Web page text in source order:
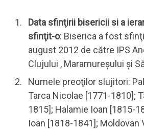
Data sfinţirii bisericii si a
sfinţit-o: Biserica a fost
august 2012 de către IPS
Clujului , Maramureşului şi
Numele preoţilor slujitori:
Tarca Nicolae [1771-1810];
1815]; Halamie Ioan [1815-
Ioan [1818-1841]; Moldovan